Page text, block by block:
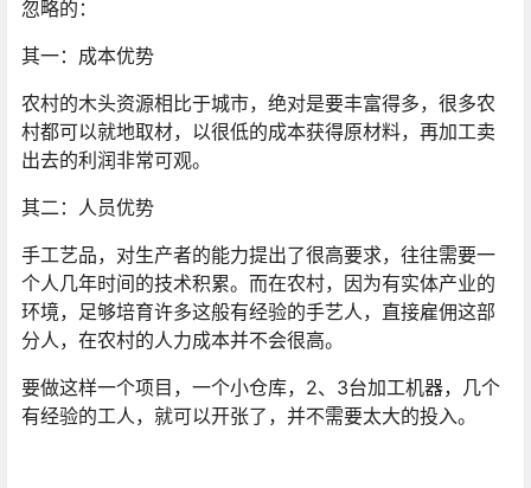
忽略的：
其一：成本优势
农村的木头资源相比于城市，绝对是要丰富得多，很多农
村都可以就地取材，以很低的成本获得原材料，再加工卖
出去的利润非常可观。
其二：人员优势
手工艺品，对生产者的能力提出了很高要求，往往需要一
个人几年时间的技术积累。而在农村，因为有实体产业的
环境，足够培育许多这般有经验的手艺人，直接雇佣这部
分人，在农村的人力成本并不会很高。
要做这样一个项目，一个小仓库，2、3台加工机器，几个
有经验的工人，就可以开张了，并不需要太大的投入。